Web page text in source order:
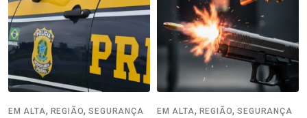
EM ALTA, REGIÃO,SEGURANÇA EM ALTA, REGIÃO,SEGURANÇA